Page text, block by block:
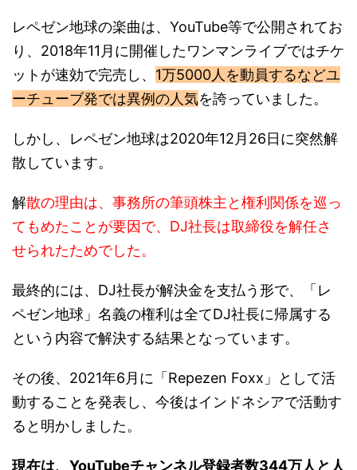
レペゼン地球の楽曲は、YouTube等で公開されてお
り、2018年11月に開催したワンマンライブではチケ
ットが速効で完売し、 1万5000人を動員するなどユ
ーチューブ発では異例の人気を誇っていました。
しかし、レペゼン地球は2020年12月26日に突然解
散しています。
解散の理由は、事務所の筆頭株主と権利関係を巡っ
てもめたことが要因で、DJ社長は取締役を解任さ
せられたためでした。
最終的には、DJ社長が解決金を支払う形で、「レ
ペゼン地球」名義の権利は全てDJ社長に帰属する
という内容で解決する結果となっています。
その後、2021年6月に「Repezen Foxx」として活
動することを発表し、今後はインドネシアで活動す
ると明かしました。
現在は、YouTubeチャンネル登録者数344万人と人